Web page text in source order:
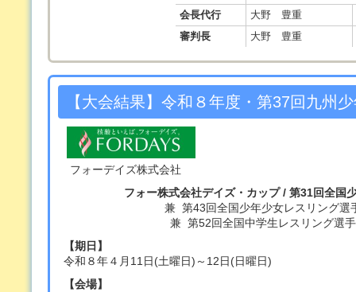
会長代行
大野 豊重
審判長
大野 豊重
【大会結果】令和８年度・第37回九州
フォーデイズ株式会社
フォー株式会社デイズ・カップ / 第31回全国
兼 第43回全国少年少女レスリング選
兼 第52回全国中学生レスリング選
【期日】
令和８年４月11日(土曜日)～12日(日曜日)
【会場】